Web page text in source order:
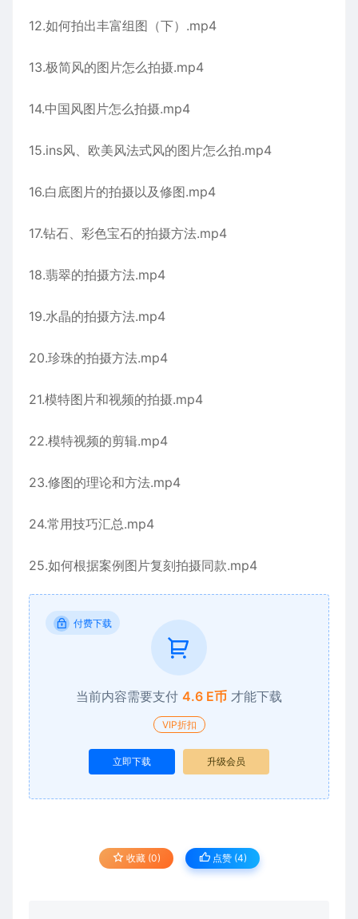
12.如何拍出丰富组图（下）.mp4
13.极简风的图片怎么拍摄.mp4
14.中国风图片怎么拍摄.mp4
15.ins风、欧美风法式风的图片怎么拍.mp4
16.白底图片的拍摄以及修图.mp4
17.钻石、彩色宝石的拍摄方法.mp4
18.翡翠的拍摄方法.mp4
19.水晶的拍摄方法.mp4
20.珍珠的拍摄方法.mp4
21.模特图片和视频的拍摄.mp4
22.模特视频的剪辑.mp4
23.修图的理论和方法.mp4
24.常用技巧汇总.mp4
25.如何根据案例图片复刻拍摄同款.mp4
付费下载
当前内容需要支付 4.6 E币 才能下载
VIP折扣
立即下载 升级会员
收藏 (0) 点赞 (4)